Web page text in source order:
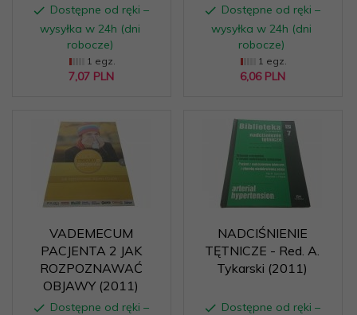
Dostępne od ręki –
wysyłka w 24h (dni
robocze)
1 egz.
7,07 PLN
Dostępne od ręki –
wysyłka w 24h (dni
robocze)
1 egz.
6,06 PLN
VADEMECUM
PACJENTA 2 JAK
ROZPOZNAWAĆ
OBJAWY (2011)
Dostępne od ręki –
NADCIŚNIENIE
TĘTNICZE - Red. A.
Tykarski (2011)
Dostępne od ręki –